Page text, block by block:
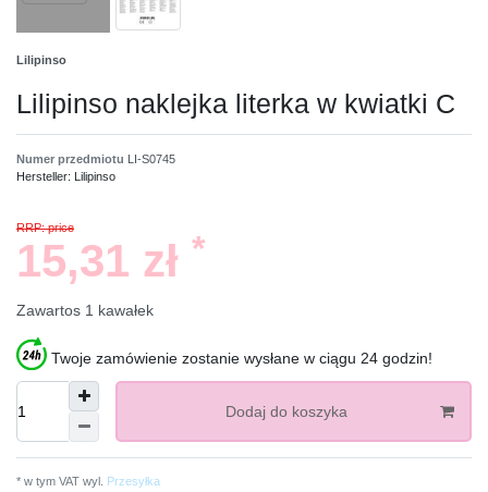
Lilipinso
Lilipinso naklejka literka w kwiatki C
Numer przedmiotu
LI-S0745
Hersteller:
Lilipinso
RRP: price
15,31 zł *
Zawartos 1 kawałek
Twoje zamówienie zostanie wysłane w ciągu 24 godzin!
Dodaj do koszyka
* w tym VAT wyl. Przesyłka